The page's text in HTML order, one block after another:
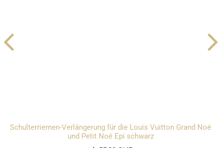
Schulterriemen-Verlängerung für die Louis Vuitton Grand Noé
und Petit Noé Epi schwarz